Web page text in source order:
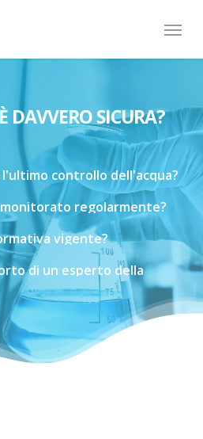
Menu
DAVVERO SICURA?
l'ultimo controllo dell'acqua?
monitorato regolarmente?
vigente?
di un esperto della